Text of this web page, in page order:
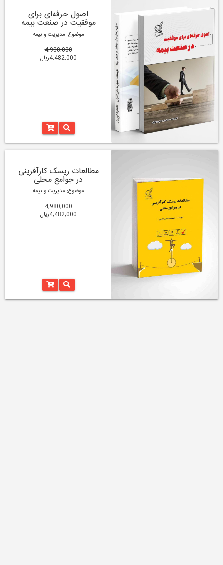
اصول حرفه‌ای برای
موفقیت در صنعت بیمه
موضوع: مدیریت و بیمه
4,980,000
4,482,000ریال
مطالعات ریسک کارآفرینی
در جوامع محلی
موضوع: مدیریت و بیمه
4,980,000
4,482,000ریال